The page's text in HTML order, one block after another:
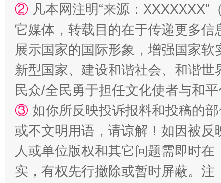
站台名比不上好声名
漫山遍野的桃花与雪山、麦地、白藏房 除
② 凡本网注明“来源：
它媒体，转载目的在于传递更多
展示国家的国际形象，增强国家
新型国家、建设和谐社会、和谐
民众/全民勇于担任文化使者与和
③ 如你所反映投诉报料和投稿的
或不文明用语，请谅解！如因被
人或单位版权和其它问题需即时在
实，有权先行撤除或暂时屏蔽。